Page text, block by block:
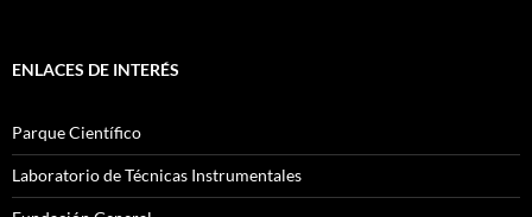
ENLACES DE INTERÉS
Parque Científico
Laboratorio de Técnicas Instrumentales